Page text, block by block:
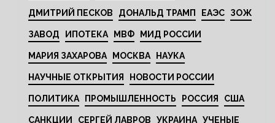
ДМИТРИЙ ПЕСКОВ ДОНАЛЬД ТРАМП ЕАЭС ЗОЖ
ЗАВОД ИПОТЕКА МВФ МИД РОССИИ
МАРИЯ ЗАХАРОВА МОСКВА НАУКА
НАУЧНЫЕ ОТКРЫТИЯ НОВОСТИ РОССИИ
ПОЛИТИКА ПРОМЫШЛЕННОСТЬ РОССИЯ США
САНКЦИИ СЕРГЕЙ ЛАВРОВ УКРАИНА УЧЕНЫЕ